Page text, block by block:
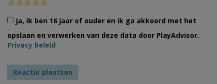
Ja, ik ben 16 jaar of ouder en ik ga akkoord met het
opslaan en verwerken van deze data door PlayAdvisor.
Privacy beleid